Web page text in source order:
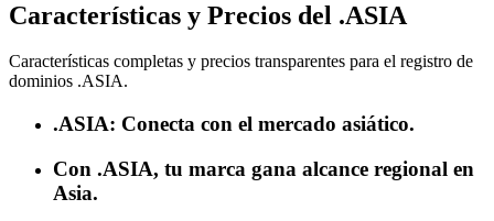
Características y Precios del .ASIA
Características completas y precios transparentes para el registro de
dominios .ASIA.
.ASIA: Conecta con el mercado asiático.
Con .ASIA, tu marca gana alcance regional en
Asia.